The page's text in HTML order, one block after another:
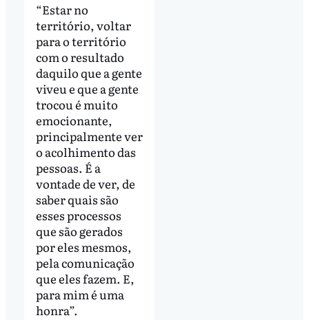
“Estar no
território, voltar
para o território
com o resultado
daquilo que a gente
viveu e que a gente
trocou é muito
emocionante,
principalmente ver
o acolhimento das
pessoas. É a
vontade de ver, de
saber quais são
esses processos
que são gerados
por eles mesmos,
pela comunicação
que eles fazem. E,
para mim é uma
honra”.